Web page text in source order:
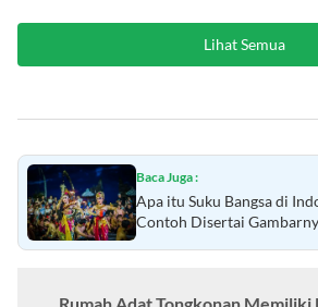
Lihat Semua
Baca Juga :
Apa itu Suku Bangsa di
Contoh Disertai